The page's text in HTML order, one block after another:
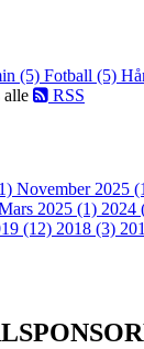
(5) Fotball (5)
alle RSS
November 2025
2025 (1) 2024
(12) 2018 (3)